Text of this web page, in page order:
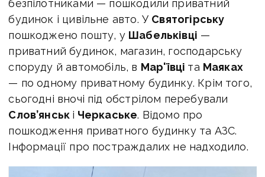
безпілотниками — пошкодили приватний
будинок і цивільне авто. У Святогірську
пошкоджено пошту, у Шабельківці —
приватний будинок, магазин, господарську
споруду й автомобіль, в Мар'ївці та Маяках
— по одному приватному будинку. Крім того,
сьогодні вночі під обстрілом перебували
Слов’янськ і Черкаське. Відомо про
пошкодження приватного будинку та АЗС.
Інформації про постраждалих не надходило.